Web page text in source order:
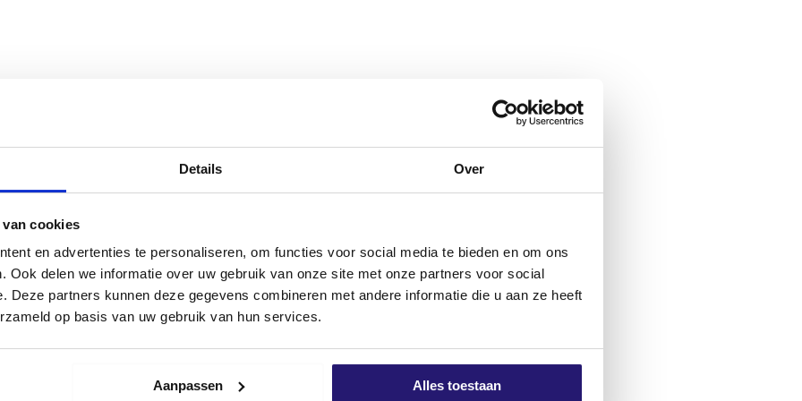
Details Over
cookies
en advertenties te personaliseren, om functies voor social media te bieden en om ons
Ook delen we informatie over uw gebruik van onze site met onze partners voor social
Deze partners kunnen deze gegevens combineren met andere informatie die u aan ze heeft
op basis van uw gebruik van hun services.
Aanpassen Alles toestaan
zwischen vorgefertigten Elementen, Verbindungsnähten von Firsten, Sparren und Gauben,
der Verarbeitung.
entfernt werden.
auf der Verpackung und/oder im Sicherheitsdatenblatt.
tragfähig und frei von Staub und Fett sein.
z.B. mit einem Pflanzensprüher.
Dämmplatten, ausreichend im Voraus.